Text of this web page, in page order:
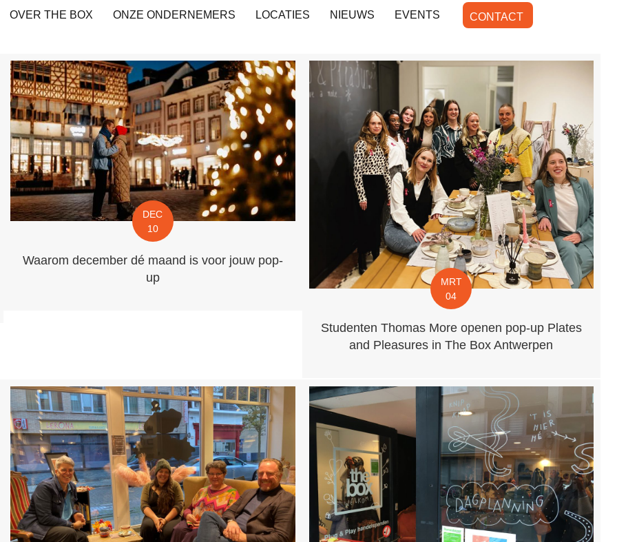
OVER THE BOX ONZE ONDERNEMERS LOCATIES NIEUWS EVENTS CONTACT
DEC
10
Waarom december dé maand is voor jouw pop-
up
MRT
04
Studenten Thomas More openen pop-up Plates
and Pleasures in The Box Antwerpen